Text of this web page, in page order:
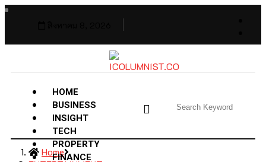
HOME
BUSINESS
INSIGHT
TECH
PROPERTY
FINANCE
Home